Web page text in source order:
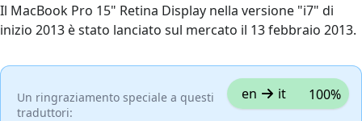
Il MacBook Pro 15" Retina Display nella versione "i7" di
inizio 2013 è stato lanciato sul mercato il 13 febbraio 2013.
Un ringraziamento speciale a questi
traduttori:
en it 100%